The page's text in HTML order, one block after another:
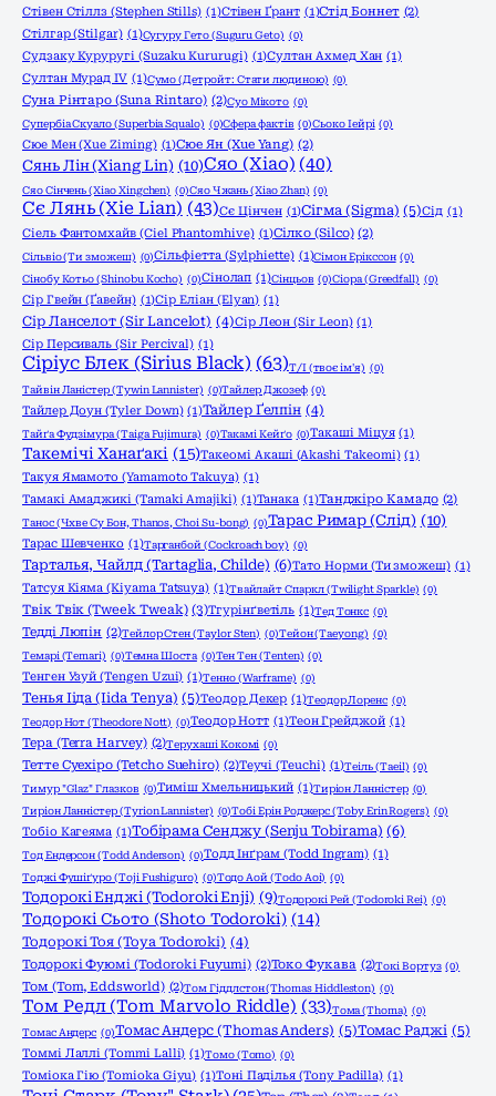
Стівен Стіллз (Stephen Stills) (1)Стівен Ґрант (1)Стід Боннет (2)
Стілгар (Stilgar) (1)Сугуру Гето (Suguru Geto) (0)
Судзаку Куруругі (Suzaku Kururugi) (1)Султан Ахмед Хан (1)
Султан Мурад IV (1)Сумо (Детройт: Стати людиною) (0)
Суна Рінтаро (Suna Rintaro) (2)Суо Мікото (0)
Супербіа Скуало (Superbia Squalo) (0)Сфера фактів (0)Сьоко Іейрі (0)
Сюе Мен (Xue Ziming) (1)Сюе Ян (Xue Yang) (2)
Сянь Лін (Xiang Lin) (10)Сяо (Xiao) (40)
Сяо Сінчень (Xiao Xingchen) (0)Сяо Чжань (Xiao Zhan) (0)
Сє Лянь (Xie Lian) (43)Сє Цінчен (1)Сігма (Sigma) (5)Сід (1)
Сіель Фантомхайв (Ciel Phantomhive) (1)Сілко (Silco) (2)
Сільвіо (Ти зможеш) (0)Сільфіетта (Sylphiette) (1)Сімон Ерікссон (0)
Сінобу Котьо (Shinobu Kocho) (0)Сінолап (1)Сінцьов (0)Сіора (Greedfall) (0)
Сір Гвейн (Ґавейн) (1)Сір Еліан (Elyan) (1)
Сір Ланселот (Sir Lancelot) (4)Сір Леон (Sir Leon) (1)
Сір Персиваль (Sir Percival) (1)
Сіріус Блек (Sirius Black) (63)Т/І (твоє ім'я) (0)
Тайвін Ланістер (Tywin Lannister) (0)Тайлер Джозеф (0)
Тайлер Доун (Tyler Down) (1)Тайлер Ґелпін (4)
Тайґа Фудзімура (Taiga Fujimura) (0)Такамі Кейґо (0)Такаші Міцуя (1)
Такемічі Ханаґакі (15)Такеомі Акаші (Akashi Takeomi) (1)
Такуя Ямамото (Yamamoto Takuya) (1)
Тамакі Амаджикі (Tamaki Amajiki) (1)Танака (1)Танджіро Камадо (2)
Танос (Чхве Су Бон, Thanos, Choi Su-bong) (0)Тарас Римар (Слід) (10)
Тарас Шевченко (1)Тарганбой (Cockroach boy) (0)
Тарталья, Чайлд (Tartaglia, Childe) (6)Тато Норми (Ти зможеш) (1)
Татсуя Кіяма (Kiyama Tatsuya) (1)Твайлайт Спаркл (Twilight Sparkle) (0)
Твік Твік (Tweek Tweak) (3)Тгурінґветіль (1)Тед Тонкс (0)
Тедді Люпін (2)Тейлор Стен (Taylor Sten) (0)Тейон (Taeyong) (0)
Темарі (Temari) (0)Темна Шоста (0)Тен Тен (Tenten) (0)
Тенген Узуй (Tengen Uzui) (1)Тенно (Warframe) (0)
Тенья Ііда (Iida Tenya) (5)Теодор Декер (1)Теодор Лоренс (0)
Теодор Нот (Theodore Nott) (0)Теодор Нотт (1)Теон Грейджой (1)
Тера (Terra Harvey) (2)Терухаші Кокомі (0)
Тетте Суехіро (Tetcho Suehiro) (2)Теучі (Teuchi) (1)Теіль (Taeil) (0)
Тимур "Glaz" Глазков (0)Тиміш Хмельницький (1)Тиріон Ланністер (0)
Тиріон Ланністер (Tyrion Lannister) (0)Тобі Ерін Роджерс (Toby Erin Rogers) (0)
Тобіо Кагеяма (1)Тобірама Сенджу (Senju Tobirama) (6)
Тод Ендерсон (Todd Anderson) (0)Тодд Інґрам (Todd Ingram) (1)
Тоджі Фушіґуро (Toji Fushiguro) (0)Тодо Аой (Todo Aoi) (0)
Тодорокі Енджі (Todoroki Enji) (9)Тодорокі Рей (Todoroki Rei) (0)
Тодорокі Сьото (Shoto Todoroki) (14)
Тодорокі Тоя (Toya Todoroki) (4)
Тодорокі Фуюмі (Todoroki Fuyumi) (2)Токо Фукава (2)Токі Вортуз (0)
Том (Tom, Eddsworld) (2)Том Гіддлстон (Thomas Hiddleston) (0)
Том Редл (Tom Marvolo Riddle) (33)Тома (Thoma) (0)
Томас Андерс (0)Томас Андерс (Thomas Anders) (5)Томас Раджі (5)
Томмі Лаллі (Tommi Lalli) (1)Томо (Tomo) (0)
Томіока Гію (Tomioka Giyu) (1)Тоні Паділья (Tony Padilla) (1)